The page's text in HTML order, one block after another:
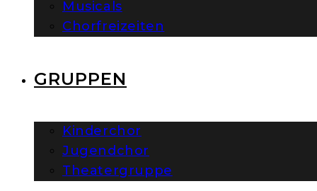
Musicals
Chorfreizeiten
GRUPPEN
Kinderchor
Jugendchor
Theatergruppe